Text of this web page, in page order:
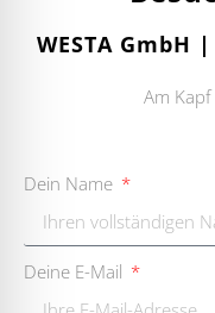
WESTA
Am
Dein Name
Deine E-Mail